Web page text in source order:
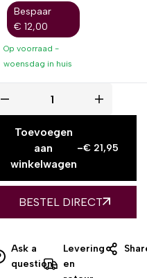
Bespaar
€ 12,00
Op voorraad -
woensdag in huis
Toevoegen
aan
winkelwagen
-€ 21,95
BESTEL DIRECT
Ask a
question
Levering
en